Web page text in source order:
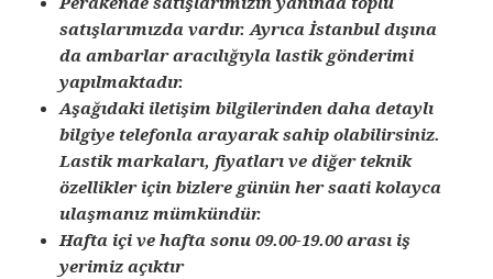
satışlarımızda vardır. Ayrıca İstanbul dışına
da ambarlar aracılığıyla lastik gönderimi
yapılmaktadır.
Aşağıdaki iletişim bilgilerinden daha detaylı
bilgiye telefonla arayarak sahip olabilirsiniz.
Lastik markaları, fiyatları ve diğer teknik
özellikler için bizlere günün her saati kolayca
ulaşmanız mümkündür.
Hafta içi ve hafta sonu 09.00-19.00 arası iş
yerimiz açıktır